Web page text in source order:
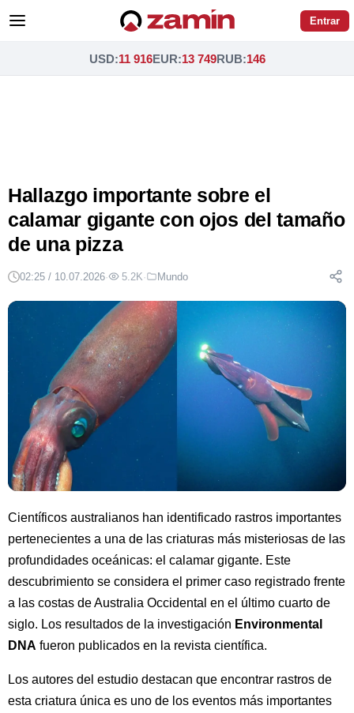
Entrar
USD:11 916EUR:13 749RUB:146
Hallazgo importante sobre el
calamar gigante con ojos del tamaño
de una pizza
02:25 / 10.07.2026· 5.2K· Mundo
Científicos australianos han identificado rastros importantes
pertenecientes a una de las criaturas más misteriosas de las
profundidades oceánicas: el calamar gigante. Este
descubrimiento se considera el primer caso registrado frente
a las costas de Australia Occidental en el último cuarto de
siglo. Los resultados de la investigación Environmental
DNA fueron publicados en la revista científica.
Los autores del estudio destacan que encontrar rastros de
esta criatura única es uno de los eventos más importantes